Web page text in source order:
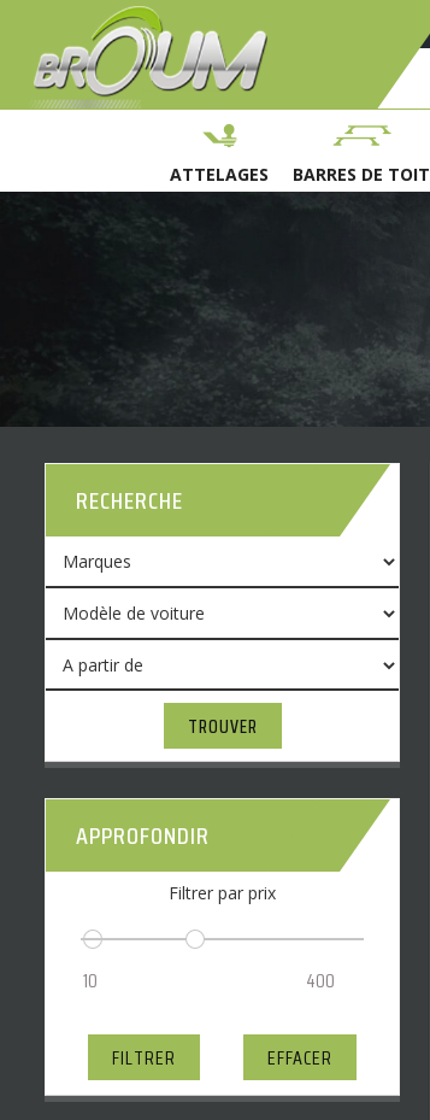
ATTELAGES BARRES DE TOIT
RECHERCHE
TROUVER
APPROFONDIR
Filtrer par prix
FILTRER EFFACER